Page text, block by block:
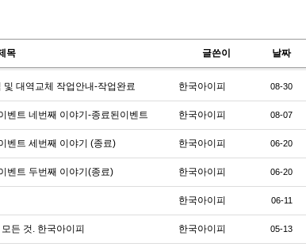
목 글쓴이 날짜
및 대역교체 작업안내-작업완료 한국아이피 08-30
벤트 네번째 이야기-종료된이벤트 한국아이피 08-07
벤트 세번째 이야기 (종료) 한국아이피 06-20
벤트 두번째 이야기(종료) 한국아이피 06-20
한국아이피 06-11
든 것. 한국아이피 한국아이피 05-13